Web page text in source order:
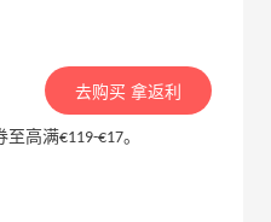
去购买 拿返利
高满€119-€17。